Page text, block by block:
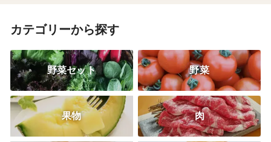
カテゴリーから探す
野菜セット 野菜
果物 肉